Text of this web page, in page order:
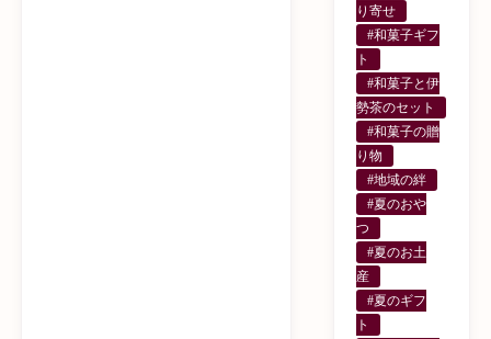
り寄せ
#和菓子ギフ
ト
#和菓子と伊
勢茶のセット
#和菓子の贈
り物
#地域の絆
#夏のおや
つ
#夏のお土
産
#夏のギフ
ト